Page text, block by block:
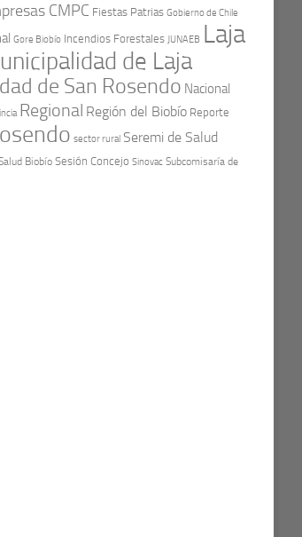
CMPC Fiestas Patrias Gobierno de Chile
Gore Biobío Incendios Forestales JUNAEB Laja
de Laja
de San Rosendo Nacional
Regional Región del Biobío Reporte
sector rural Seremi de Salud
Biobío Sesión Concejo Sinovac Subcomisaría de